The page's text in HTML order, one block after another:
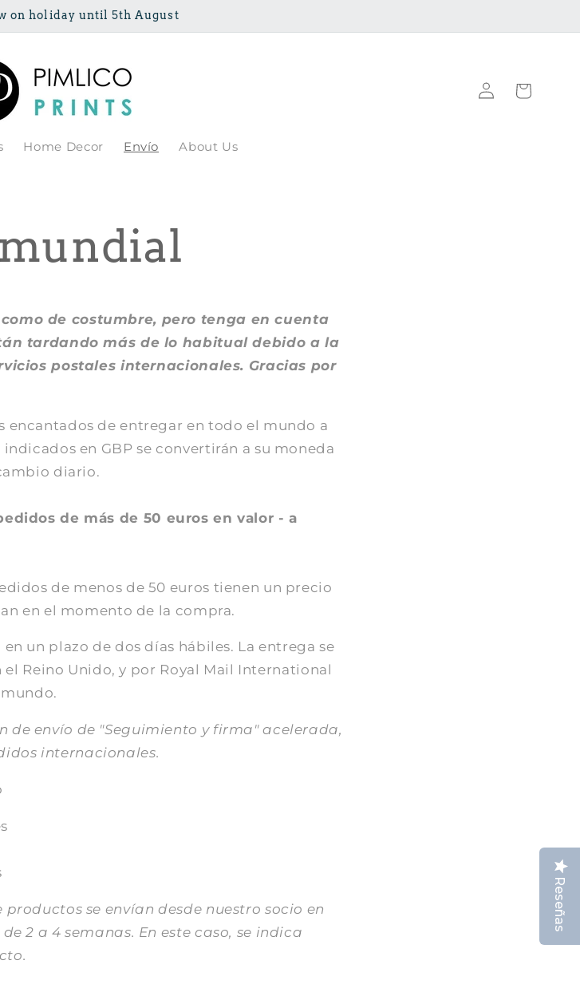
Reseñas
on holiday until 5th August
Home Decor Envío About Us
Iniciar
sesión
Carrito
de costumbre, pero tenga en cuenta
tardando más de lo habitual debido a la
postales internacionales. Gracias por
encantados de entregar en todo el mundo a
en GBP se convertirán a su moneda
diario.
de más de 50 euros en valor - a
de menos de 50 euros tienen un precio
en el momento de la compra.
un plazo de dos días hábiles. La entrega se
el Reino Unido, y por Royal Mail International
de envío de "Seguimiento y firma" acelerada,
internacionales.
se envían desde nuestro socio en
2 a 4 semanas. En este caso, se indica